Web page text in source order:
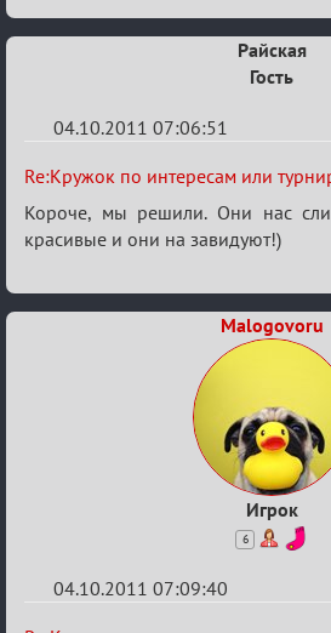
интересам
Райская
Гость
04.10.2011 07:06:51
Re:
Кружок
по
или
Re:Кружок по интересам или
Короче, мы решили. Они нас
красивые и они на завидуют!)
Malogovoru
Игрок
6
04.10.2011 07:09:40